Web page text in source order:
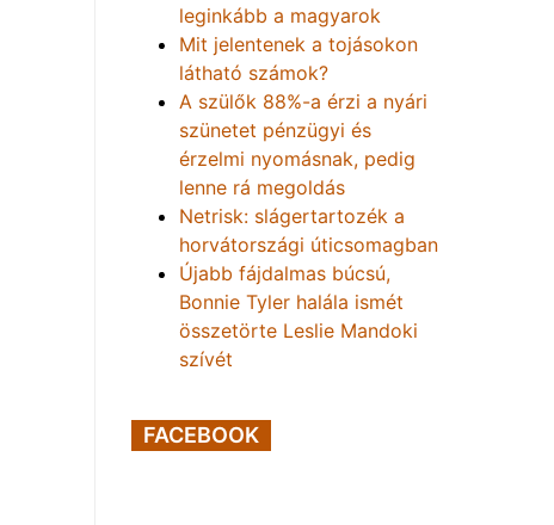
leginkább a magyarok
Mit jelentenek a tojásokon
látható számok?
A szülők 88%-a érzi a nyári
szünetet pénzügyi és
érzelmi nyomásnak, pedig
lenne rá megoldás
Netrisk: slágertartozék a
horvátországi úticsomagban
Újabb fájdalmas búcsú,
Bonnie Tyler halála ismét
összetörte Leslie Mandoki
szívét
FACEBOOK